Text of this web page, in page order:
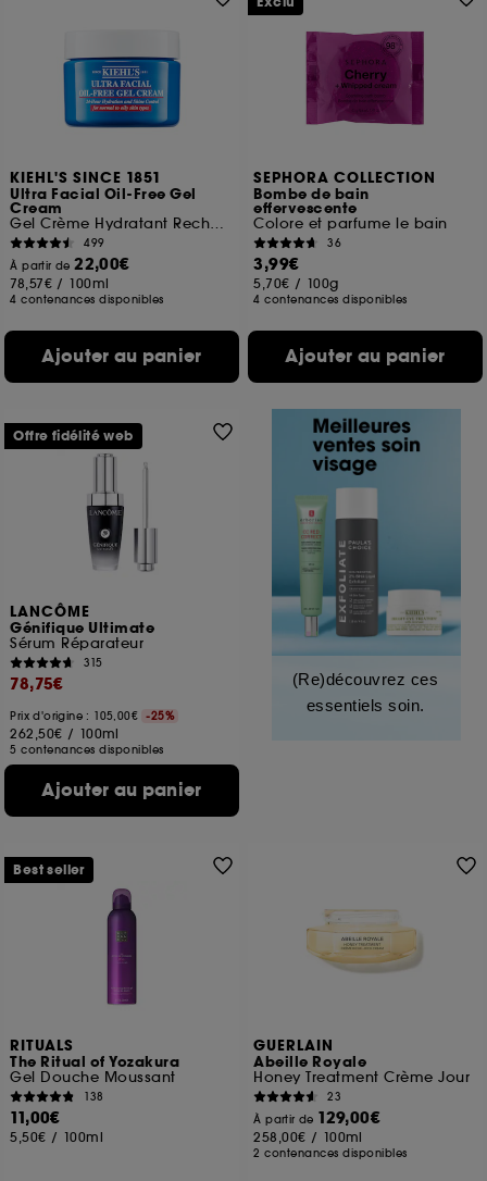
KIEHL'S SINCE 1851
Ultra Facial Oil-Free Gel
Cream
Gel Crème Hydratant Rechargeable
499
À partir de22,00€
78,57€ / 100ml
4 contenances disponibles
Ajouter au panier
SEPHORA COLLECTION
Bombe de bain
effervescente
Colore et parfume le bain
36
3,99€
5,70€ / 100g
4 contenances disponibles
Ajouter au panier
LANCÔME
Génifique Ultimate
Sérum Réparateur
315
78,75€
Prix d'origine : 105,00€ -25%
262,50€ / 100ml
5 contenances disponibles
Ajouter au panier
Offre fidélité web
(Re)découvrez ces
essentiels soin.
RITUALS
The Ritual of Yozakura
Gel Douche Moussant
138
11,00€
5,50€ / 100ml
Best seller
GUERLAIN
Abeille Royale
Honey Treatment Crème Jour
23
À partir de 129,00€
258,00€ / 100ml
2 contenances disponibles